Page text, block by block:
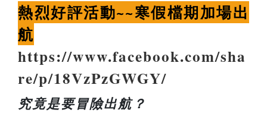
熱烈好評活動~~寒假檔期加場出
航
https://www.facebook.com/sha
re/p/18VzPzGWGY/
究竟是要冒險出航？